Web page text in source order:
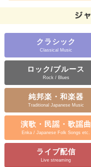
クラシック
Classical Music
ロック/ブルース
Rock / Blues
純邦楽・和楽器
Traditional Japanese Music
演歌・民謡・歌謡曲
Enka / Japanese Folk Songs etc.
ライブ配信
Live streaming